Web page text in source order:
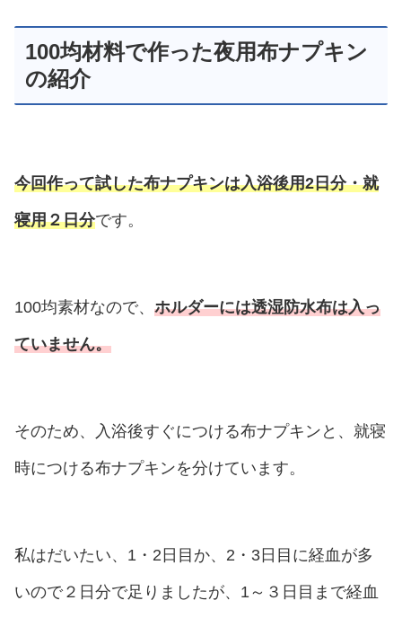
100均材料で作った夜用布ナプキン
の紹介
今回作って試した布ナプキンは入浴後用2日分・就
寝用２日分です。
100均素材なので、 ホルダーには透湿防水布は入っ
ていません。
そのため、入浴後すぐにつける布ナプキンと、就寝
時につける布ナプキンを分けています。
私はだいたい、1・2日目か、2・3日目に経血が多
いので２日分で足りましたが、1～３日目まで経血